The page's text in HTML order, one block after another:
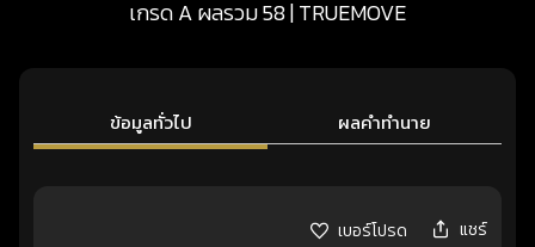
เกรด A ผลรวม 58 | TRUEMOVE
ข้อมูลทั่วไป ผลคำทำนาย
เบอร์โปรด แชร์